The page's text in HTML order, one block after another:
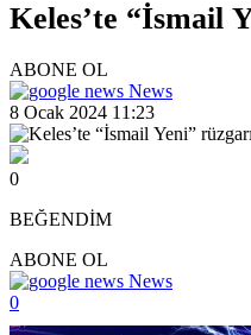
Keles’te “İsmail
ABONE OL
News
8 Ocak 2024 11:23
0
BEĞENDİM
ABONE OL
News
0